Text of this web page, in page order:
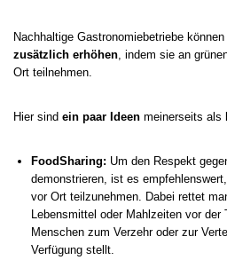
Nachhaltige Gastronomiebetriebe können
zusätzlich erhöhen , indem sie an
Ort teilnehmen.
Hier sind ein paar Ideen meinerseits als
FoodSharing: Um den Respekt
demonstrieren, ist es
vor Ort teilzunehmen. Dabei rettet
Lebensmittel oder Mahlzeiten vor der
Menschen zum Verzehr oder zur
Verfügung stellt.